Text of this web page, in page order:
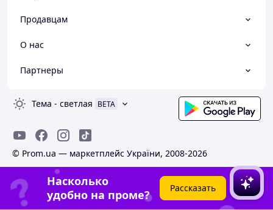
Продавцам
О нас
Партнеры
Тема - светлая BETA
© Prom.ua — маркетплейс України, 2008-2026
Насколько
удобно на проме?
Рассказать